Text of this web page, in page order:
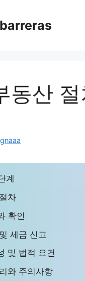
동산
계
차
확인
세금 신고
및 법적 요건
와 주의사항